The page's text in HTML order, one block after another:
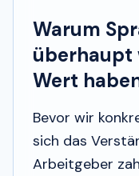
Warum
Wert
Bevor wir
sich das
Arbeitgeber